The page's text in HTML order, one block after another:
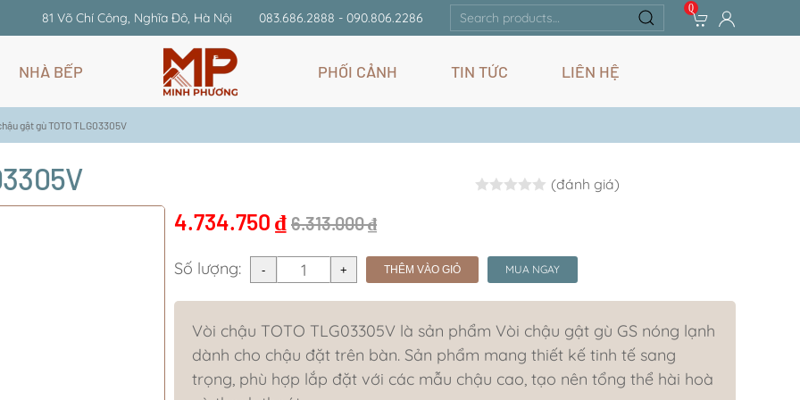
81 Võ Chí Công, Nghĩa Đô, Hà Nội 083.686.2888 - 090.806.2286
Search
for:
0
NHÀ BẾP PHỐI CẢNH TIN TỨC LIÊN HỆ
gật gù TOTO TLG03305V
Rated0.0out of 5
(đánh giá)
4.734.750 ₫ 6.313.000₫
Số lượng: THÊM VÀO GIỎ MUA NGAY
Vòi chậu TOTO TLG03305V là sản phẩm Vòi chậu gật gù GS nóng lạnh
dành cho chậu đặt trên bàn. Sản phẩm mang thiết kế tinh tế sang
trọng, phù hợp lắp đặt với các mẫu chậu cao, tạo nên tổng thể hài hoà